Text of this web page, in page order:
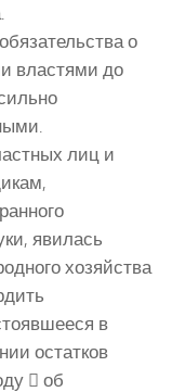
о
властями до
лиц и
явилась
хозяйства
в
остатков
 об